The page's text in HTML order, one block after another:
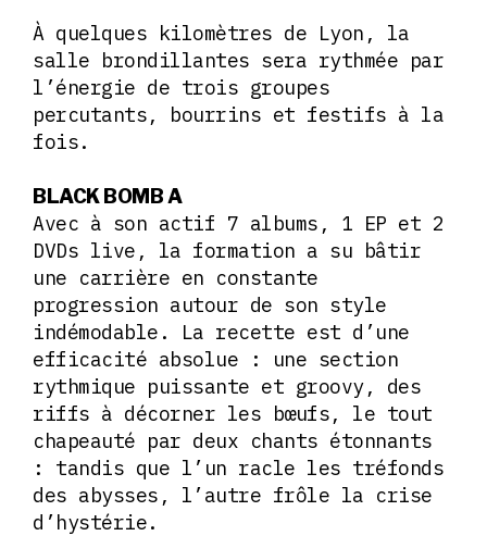
À quelques kilomètres de Lyon, la
salle brondillantes sera rythmée par
l’énergie de trois groupes
percutants, bourrins et festifs à la
fois.
BLACK BOMB A
Avec à son actif 7 albums, 1 EP et 2
DVDs live, la formation a su bâtir
une carrière en constante
progression autour de son style
indémodable. La recette est d’une
efficacité absolue : une section
rythmique puissante et groovy, des
riffs à décorner les bœufs, le tout
chapeauté par deux chants étonnants
: tandis que l’un racle les tréfonds
des abysses, l’autre frôle la crise
d’hystérie.